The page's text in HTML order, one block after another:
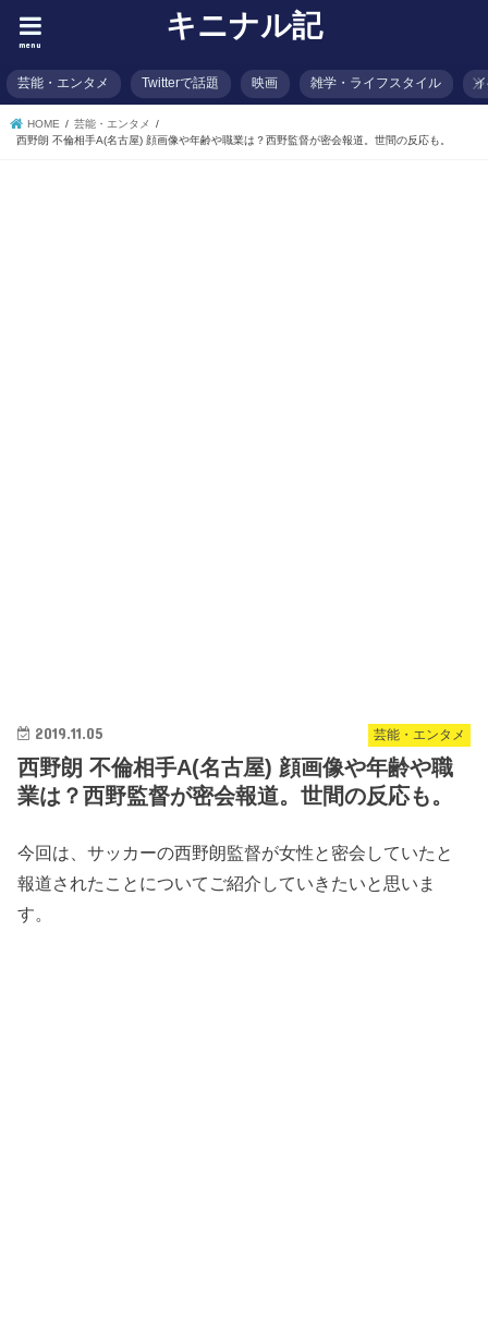
キニナル記
menu
芸能・エンタメ Twitterで話題 映画 雑学・ライフスタイル
HOME
芸能・エンタメ
西野朗 不倫相手A(名古屋) 顔画像や年齢や職業は？西野監督が密会報道。世間の反応も。
芸能・エンタメ
2019.11.05
西野朗 不倫相手A(名古屋) 顔画像や年齢や職
業は？西野監督が密会報道。世間の反応も。
今回は、サッカーの西野朗監督が女性と密会していたと
報道されたことについてご紹介していきたいと思いま
す。